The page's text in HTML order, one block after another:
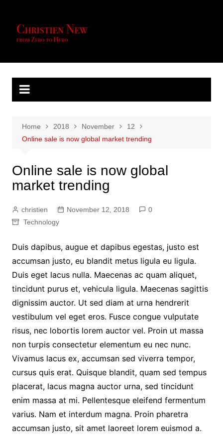
content
Home 2018 November
12
Online sale is now global market trending
Online sale is now global
market trending
christien November 12, 2018
0
Technology
Duis dapibus, augue et dapibus egestas, justo est
accumsan justo, eu blandit metus ligula eu ligula.
Duis eget lacus nulla. Maecenas ac quam aliquet,
tincidunt purus et, vehicula ligula. Maecenas sagittis
dignissim auctor. Ut sed diam at urna hendrerit
vestibulum vel eget eros. Fusce congue vulputate
risus, nec lobortis lorem auctor vel. Proin ut massa
non turpis consectetur elementum eu nec nunc.
Vivamus lacus ex, accumsan sed viverra tempor,
cursus quis erat. Quisque blandit, quam sed tempus
placerat, lacus magna auctor urna, sed tincidunt
enim massa at mi. Pellentesque eleifend fermentum
varius. Nam et interdum magna. Proin pharetra
accumsan justo, sit amet laoreet lorem euismod a.